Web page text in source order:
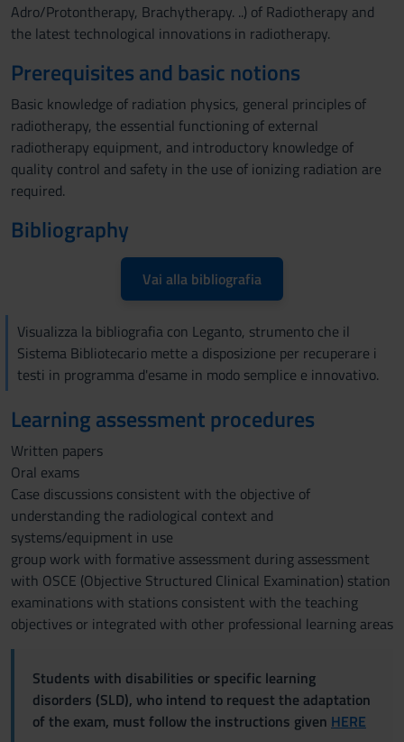
Adro/Protontherapy, Brachytherapy. ..) of Radiotherapy and
the latest technological innovations in radiotherapy.
Prerequisites and basic notions
Basic knowledge of radiation physics, general principles of
radiotherapy, the essential functioning of external
radiotherapy equipment, and introductory knowledge of
quality control and safety in the use of ionizing radiation are
required.
Bibliography
Vai alla bibliografia
Visualizza la bibliografia con Leganto, strumento che il
Sistema Bibliotecario mette a disposizione per recuperare i
testi in programma d'esame in modo semplice e innovativo.
Learning assessment procedures
Written papers
Oral exams
Case discussions consistent with the objective of
understanding the radiological context and
systems/equipment in use
group work with formative assessment during assessment
with OSCE (Objective Structured Clinical Examination) station
examinations with stations consistent with the teaching
objectives or integrated with other professional learning areas
Students with disabilities or specific learning
disorders (SLD), who intend to request the adaptation
of the exam, must follow the instructions given HERE